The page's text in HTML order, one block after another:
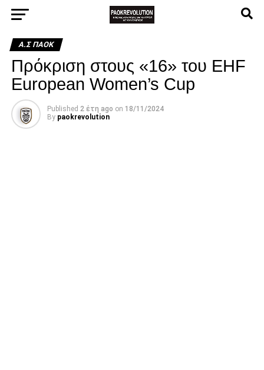
Α.Σ ΠΑΟΚ
Πρόκριση στους «16» του EHF
European Women’s Cup
Published 2 έτη ago on 18/11/2024
By paokrevolution